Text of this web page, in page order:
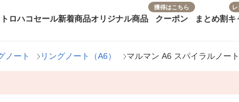
ロハコセール新着商品オリジナル商品
獲得はこちら
クーポン まとめ割キ
ノート リングノート（A6） マルマン A6 スパイラルノー